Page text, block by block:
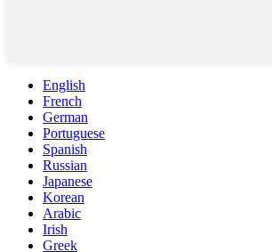
English
French
German
Portuguese
Spanish
Russian
Japanese
Korean
Arabic
Irish
Greek